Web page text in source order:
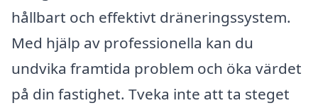
hållbart och effektivt dräneringssystem.
Med hjälp av professionella kan du
undvika framtida problem och öka värdet
på din fastighet. Tveka inte att ta steget